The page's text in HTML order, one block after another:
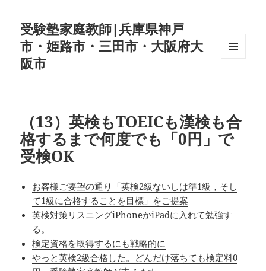
受験塾家庭教師|兵庫県神戸
市・姫路市・三田市・大阪府大
阪市
（13）英検もTOEICも漢検も合
格するまで何度でも「0円」で
受検OK
お客様ご要望の通り「英検2級ないしは準1級，そし
て1級に合格することを目標」をご提案
英検対策リスニングiPhoneかiPadに入れて勉強す
る。
検定資格を取得するにも戦略的に
やっと英検2級合格した。どんだけ落ちても検定料0